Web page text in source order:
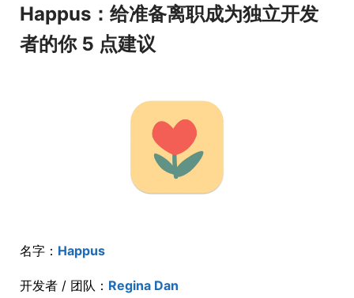
Happus：给准备离职成为独立开发
者的你 5 点建议
名字： Happus
开发者 / 团队： Regina Dan